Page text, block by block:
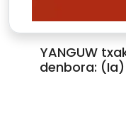
YANGUW
denbora: